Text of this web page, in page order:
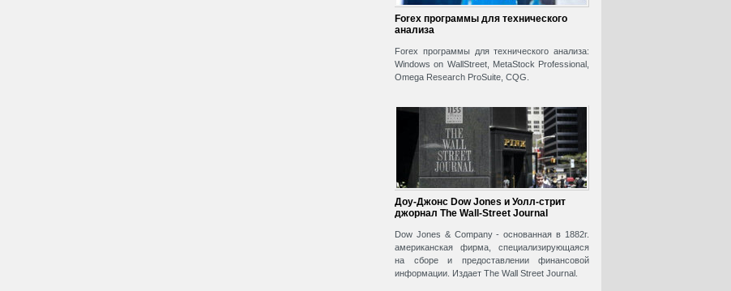
Forex программы для технического
анализа
Forex программы для технического анализа:
Windows on WallStreet, MetaStock Professional,
Omega Research ProSuite, CQG.
Доу-Джонс Dow Jones и Уолл-стрит
джорнал The Wall-Street Journal
Dow Jones & Company - основанная в 1882г.
американская фирма, специализирующаяся
на сборе и предоставлении финансовой
информации. Издает The Wall Street Journal.